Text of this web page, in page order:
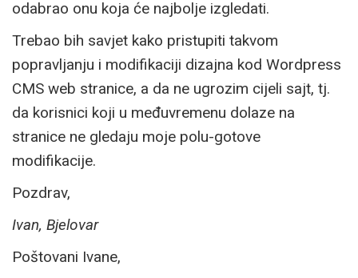
odabrao onu koja će najbolje izgledati.
Trebao bih savjet kako pristupiti takvom
popravljanju i modifikaciji dizajna kod Wordpress
CMS web stranice, a da ne ugrozim cijeli sajt, tj.
da korisnici koji u međuvremenu dolaze na
stranice ne gledaju moje polu-gotove
modifikacije.
Pozdrav,
Ivan, Bjelovar
Poštovani Ivane,